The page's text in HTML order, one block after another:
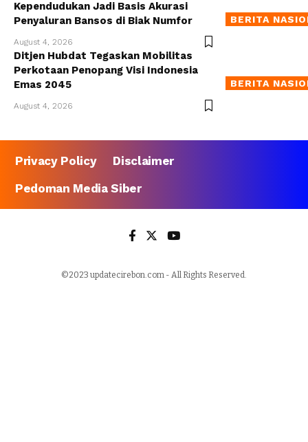
BERITA
Kependudukan Jadi Basis Akurasi
Penyaluran Bansos di Biak Numfor
August 4, 2026
BERITA
Ditjen Hubdat Tegaskan Mobilitas
Perkotaan Penopang Visi Indonesia
Emas 2045
August 4, 2026
Privacy Policy
Disclaimer
Pedoman Media Siber
©2023 updatecirebon.com - All Rights Reserved.